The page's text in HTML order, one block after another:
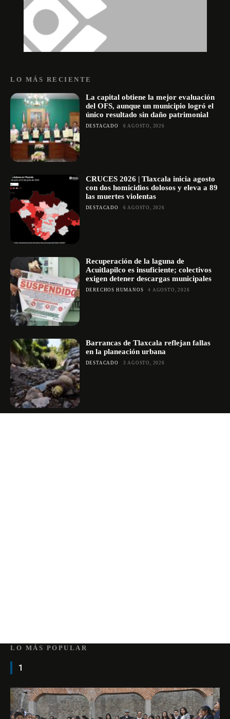
LO MÁS RECIENTE
La capital obtiene la mejor evaluación
del OFS, aunque un municipio logró el
único resultado sin daño patrimonial
DESTACADO 6 AGOSTO, 2026
CRUCES 2026 | Tlaxcala inicia agosto
con dos homicidios dolosos y eleva a 89
las muertes violentas
DESTACADO 6 AGOSTO, 2026
Recuperación de la laguna de
Acuitlapilco es insuficiente; colectivos
exigen detener descargas municipales
DERECHOS HUMANOS 4 AGOSTO, 2026
Barrancas de Tlaxcala reflejan fallas
en la planeación urbana
DESTACADO 3 AGOSTO, 2026
LO MÁS POPULAR
1